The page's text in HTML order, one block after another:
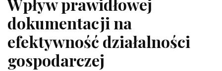
dokumentacji na
efektywność działalności
gospodarczej